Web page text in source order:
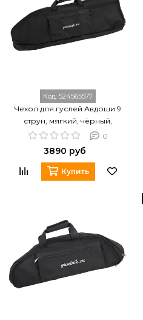
Код: 524565577
Чехол для гуслей Авдоши 9
струн, мягкий, чёрный,
Гусельник GU-00.07.09.00000
0
3890 руб
Купить